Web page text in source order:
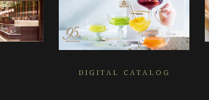
DIGITAL CATALOG